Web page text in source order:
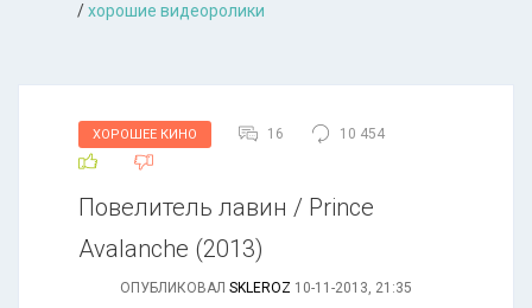
/хорошие видеоролики
ХОРОШЕЕ КИНО 16 10 454
Повелитель лавин / Prince
Avalanche (2013)
ОПУБЛИКОВАЛ SKLEROZ 10-11-2013, 21:35